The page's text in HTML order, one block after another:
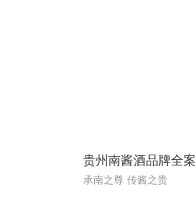
贵州南酱酒品牌全案
承南之尊 传酱之贵